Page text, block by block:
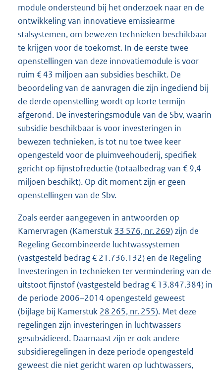
module ondersteund bij het onderzoek naar en de
ontwikkeling van innovatieve emissiearme
stalsystemen, om bewezen technieken beschikbaar
te krijgen voor de toekomst. In de eerste twee
openstellingen van deze innovatiemodule is voor
ruim € 43 miljoen aan subsidies beschikt. De
beoordeling van de aanvragen die zijn ingediend bij
de derde openstelling wordt op korte termijn
afgerond. De investeringsmodule van de Sbv, waarin
subsidie beschikbaar is voor investeringen in
bewezen technieken, is tot nu toe twee keer
opengesteld voor de pluimveehouderij, specifiek
gericht op fijnstofreductie (totaalbedrag van € 9,4
miljoen beschikt). Op dit moment zijn er geen
openstellingen van de Sbv.
Zoals eerder aangegeven in antwoorden op
Kamervragen (Kamerstuk 33 576, nr. 269) zijn de
Regeling Gecombineerde luchtwassystemen
(vastgesteld bedrag € 21.736.132) en de Regeling
Investeringen in technieken ter vermindering van de
uitstoot fijnstof (vastgesteld bedrag € 13.847.384) in
de periode 2006–2014 opengesteld geweest
(bijlage bij Kamerstuk 28 265, nr. 255). Met deze
regelingen zijn investeringen in luchtwassers
gesubsidieerd. Daarnaast zijn er ook andere
subsidieregelingen in deze periode opengesteld
geweest die niet gericht waren op luchtwassers,